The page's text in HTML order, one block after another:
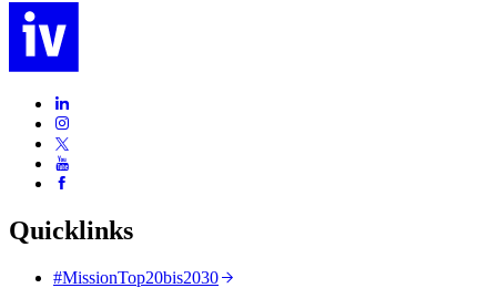
Quicklinks
#MissionTop20bis2030